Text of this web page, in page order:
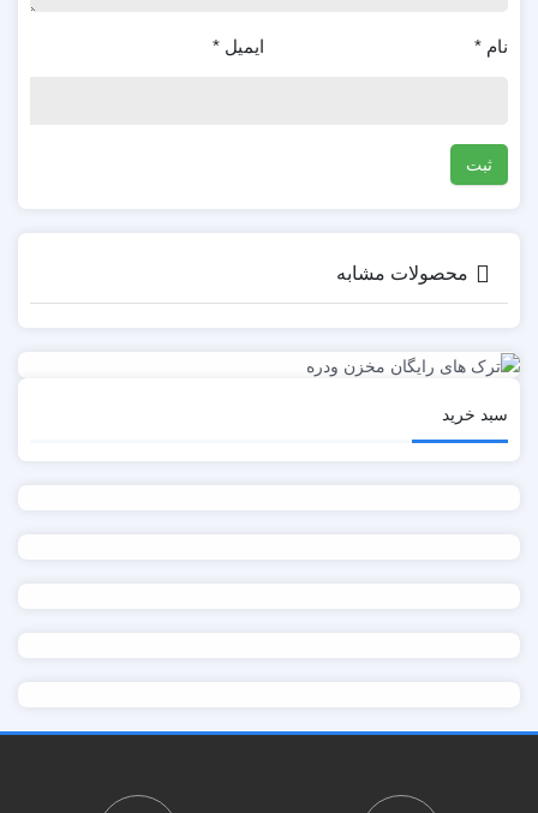
نام * ایمیل *
محصولات مشابه
سبد خرید